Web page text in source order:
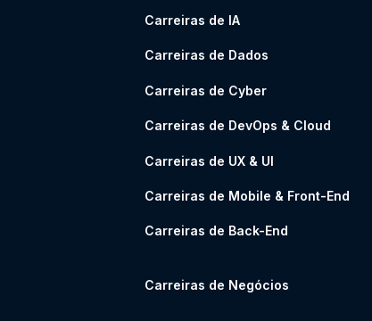
Carreiras de IA
Carreiras de Dados
Carreiras de Cyber
Carreiras de DevOps & Cloud
Carreiras de UX & UI
Carreiras de Mobile & Front-End
Carreiras de Back-End
Carreiras de Negócios